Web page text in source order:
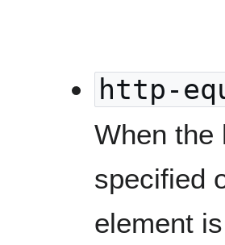
http-
When the
specified
element